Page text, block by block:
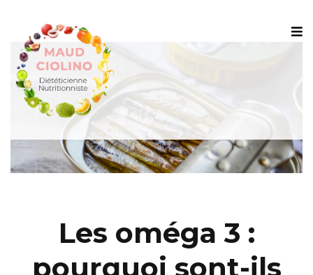
Les oméga 3 :
pourquoi sont-ils